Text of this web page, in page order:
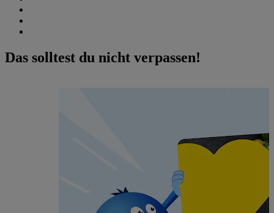
Das solltest du nicht verpassen!